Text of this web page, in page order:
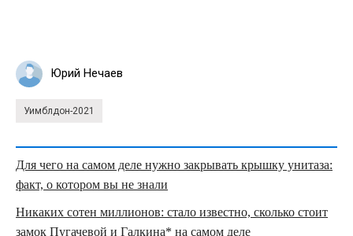
Юрий Нечаев
Уимблдон-2021
Для чего на самом деле нужно закрывать крышку унитаза:
факт, о котором вы не знали
Никаких сотен миллионов: стало известно, сколько стоит
замок Пугачевой и Галкина* на самом деле